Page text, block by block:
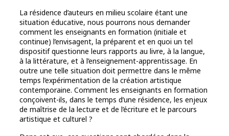
La résidence d’auteurs en milieu scolaire étant une
situation éducative, nous pourrons nous demander
comment les enseignants en formation (initiale et
continue) l’envisagent, la préparent et en quoi un tel
dispositif questionne leurs rapports au livre, à la langue,
à la littérature, et à l’enseignement-apprentissage. En
outre une telle situation doit permettre dans le même
temps l’expérimentation de la création artistique
contemporaine. Comment les enseignants en formation
conçoivent-ils, dans le temps d’une résidence, les enjeux
de maîtrise de la lecture et de l’écriture et le parcours
artistique et culturel ?